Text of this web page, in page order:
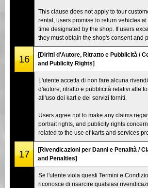
This clause does not apply to tour
rental, users promise to return vehicles
time designated by the shop. If users
they must obtain the shop's consent and
16
[Diritti d'Autore, Ritratto e Pubblicità /
and Publicity Rights]
L'utente accetta di non fare alcuna
d'autore, ritratto e pubblicità relativi alle
all'uso dei kart e dei servizi forniti.
Users agree not to make any claims
portrait rights, and publicity rights
related to the use of karts and services
17
[Rivendicazioni per Danni e Penalità /
and Penalties]
Se l'utente viola questi Termini e
riconosce di risarcire qualsiasi